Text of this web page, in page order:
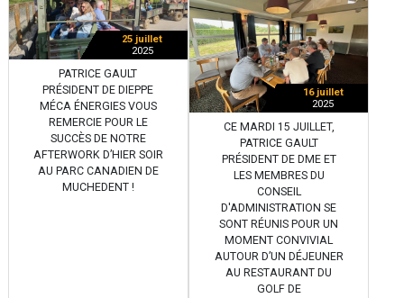
25 juillet
2025
PATRICE GAULT
PRÉSIDENT DE DIEPPE
MÉCA ÉNERGIES VOUS
REMERCIE POUR LE
SUCCÈS DE NOTRE
AFTERWORK D’HIER SOIR
AU PARC CANADIEN DE
MUCHEDENT !
16 juillet
2025
CE MARDI 15 JUILLET,
PATRICE GAULT
PRÉSIDENT DE DME ET
LES MEMBRES DU
CONSEIL
D'ADMINISTRATION SE
SONT RÉUNIS POUR UN
MOMENT CONVIVIAL
AUTOUR D’UN DÉJEUNER
AU RESTAURANT DU
GOLF DE